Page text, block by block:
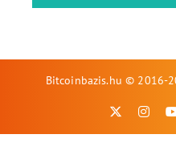
Bitcoinbazis.hu © 2016-